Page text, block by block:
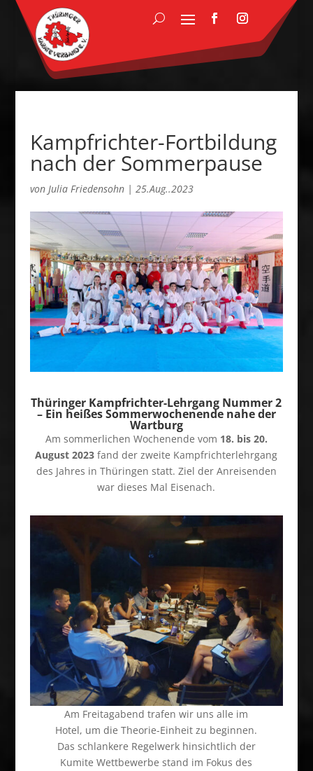
Kampfrichter-Fortbildung
nach der Sommerpause
von Julia Friedensohn| 25.Aug..2023
Thüringer Kampfrichter-Lehrgang Nummer 2
– Ein heißes Sommerwochenende nahe der
Wartburg
Am sommerlichen Wochenende vom 18. bis 20.
August 2023 fand der zweite Kampfrichterlehrgang
des Jahres in Thüringen statt. Ziel der Anreisenden
war dieses Mal Eisenach.
Am Freitagabend trafen wir uns alle im
Hotel, um die Theorie-Einheit zu beginnen.
Das schlankere Regelwerk hinsichtlich der
Kumite Wettbewerbe stand im Fokus des